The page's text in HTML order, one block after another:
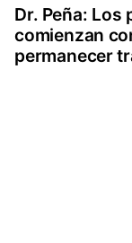
Dr. Peña:
comienzan
permanecer